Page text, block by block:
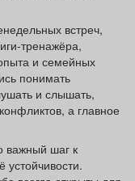
Погода
встреч,
тренажёра,
и семейных
понимать
и слышать,
а главное
важный шаг к